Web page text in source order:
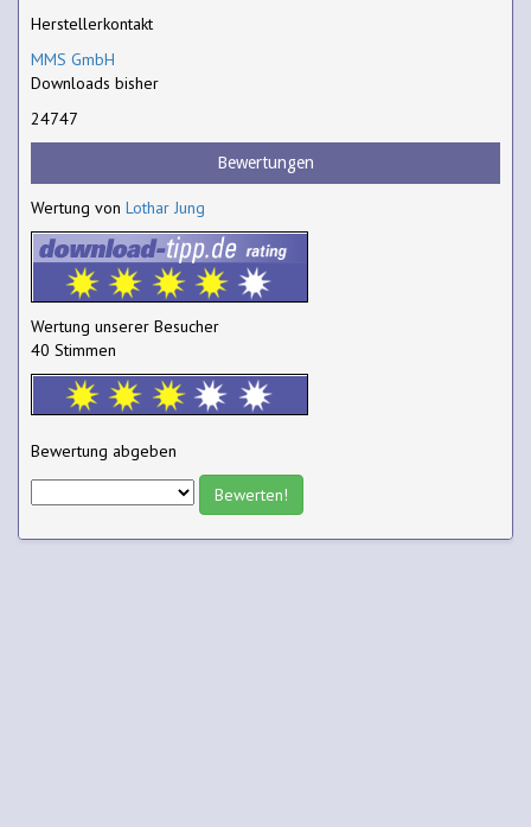
Herstellerkontakt
MMS GmbH
Downloads bisher
24747
Bewertungen
Wertung von Lothar Jung
Wertung unserer Besucher
40 Stimmen
Bewertung abgeben